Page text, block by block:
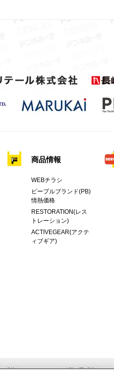
商品情報
WEBチラシ
ピープルブランド(PB)
情熱価格
RESTORATION(レス
トレーション)
ACTIVEGEAR(アクテ
ィブギア)
ポリシー ソーシャルメディアポリシー